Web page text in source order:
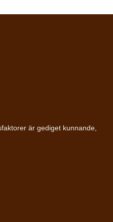
är gediget kunnande,